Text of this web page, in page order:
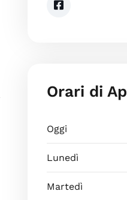
Orari di
Oggi
Lunedì
Martedì